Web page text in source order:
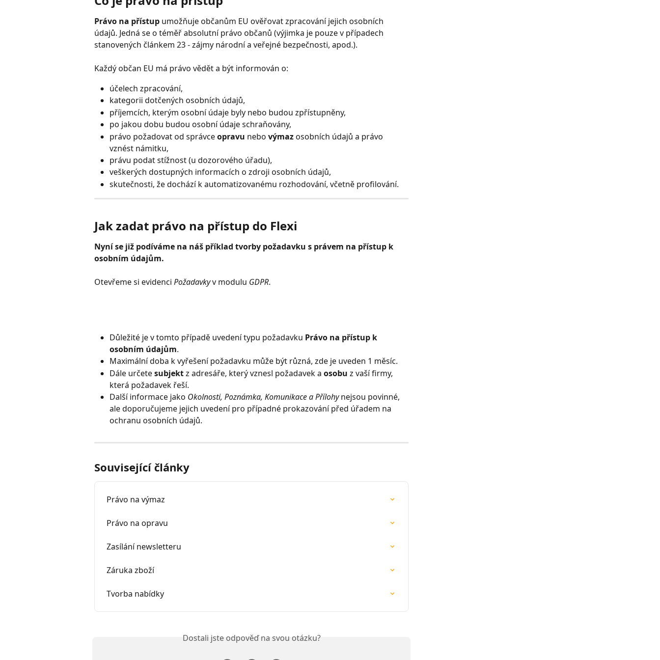
Právo na přístup umožňuje občanům EU ověřovat zpracování jejich osobních
údajů. Jedná se o téměř absolutní právo občanů (výjimka je pouze v případech
stanovených článkem 23 - zájmy národní a veřejné bezpečnosti, apod.).
Každý občan EU má právo vědět a být informován o:
účelech zpracování,
kategorii dotčených osobních údajů,
příjemcích, kterým osobní údaje byly nebo budou zpřístupněny,
po jakou dobu budou osobní údaje schraňovány,
právo požadovat od správce opravu nebo výmaz osobních údajů a právo
vznést námitku,
právu podat stížnost (u dozorového úřadu),
veškerých dostupných informacích o zdroji osobních údajů,
skutečnosti, že dochází k automatizovanému rozhodování, včetně profilování.
Jak zadat právo na přístup do Flexi
Nyní se již podíváme na náš příklad tvorby požadavku s právem na přístup k
osobním údajům.
Otevřeme si evidenci Požadavky v modulu GDPR.
Důležité je v tomto případě uvedení typu požadavku Právo na přístup k
osobním údajům.
Maximální doba k vyřešení požadavku může být různá, zde je uveden 1 měsíc.
Dále určete subjekt z adresáře, který vznesl požadavek a osobu z vaší firmy,
která požadavek řeší.
Další informace jako Okolnosti, Poznámka, Komunikace a Přílohy nejsou povinné,
ale doporučujeme jejich uvedení pro případné prokazování před úřadem na
ochranu osobních údajů.
Související články
Právo na výmaz
Právo na opravu
Zasílání newsletteru
Záruka zboží
Tvorba nabídky
Dostali jste odpověď na svou otázku?